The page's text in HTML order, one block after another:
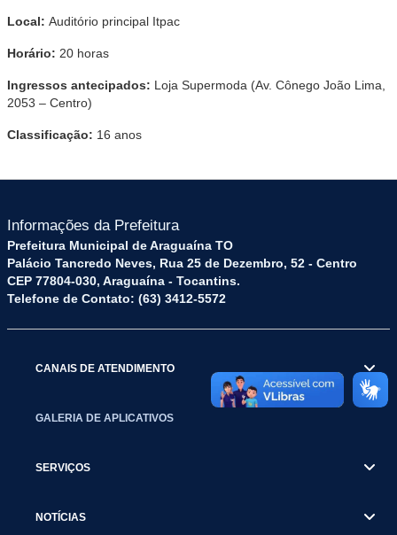
Local: Auditório principal Itpac
Horário: 20 horas
Ingressos antecipados: Loja Supermoda (Av. Cônego João Lima,
2053 – Centro)
Classificação: 16 anos
Informações da Prefeitura
Prefeitura Municipal de Araguaína TO
Palácio Tancredo Neves, Rua 25 de Dezembro, 52 - Centro
CEP 77804-030, Araguaína - Tocantins.
Telefone de Contato: (63) 3412-5572
CANAIS DE ATENDIMENTO
GALERIA DE APLICATIVOS
SERVIÇOS
NOTÍCIAS